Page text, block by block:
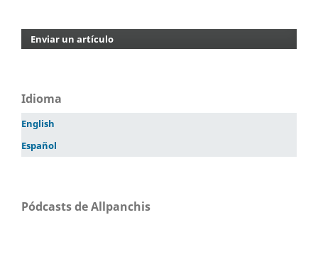
Enviar un artículo
Idioma
English
Español
Pódcasts de Allpanchis